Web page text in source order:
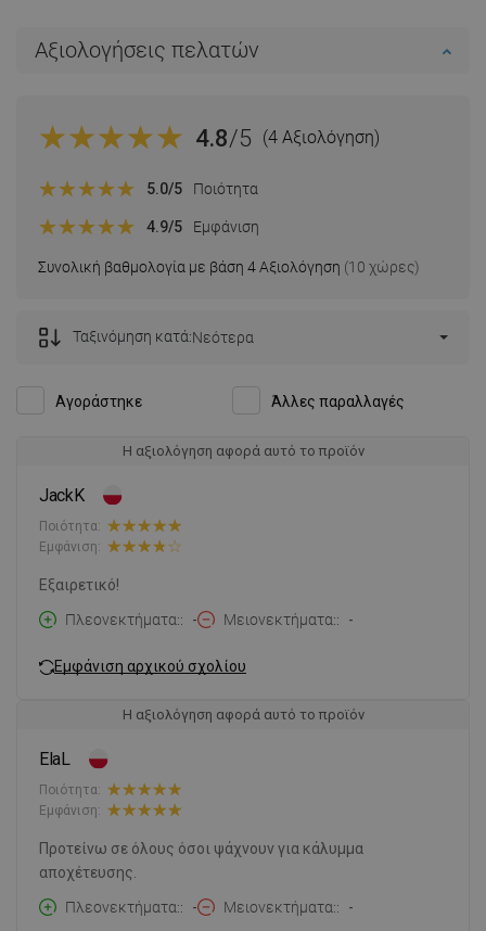
Αξιολογήσεις πελατών
4.8/5 (4 Αξιολόγηση)
Συνολική βαθμολογία με βάση 4 Αξιολόγηση (10 χώρες)
5.0/5 Ποιότητα
4.9/5 Εμφάνιση
Αγοράστηκε Άλλες παραλλαγές
Ταξινόμηση κατά:Νεότερα
Η αξιολόγηση αφορά αυτό το προϊόν
JackK
Ποιότητα:
Εμφάνιση:
Εξαιρετικό!
Πλεονεκτήματα:
- Μειονεκτήματα: -
Εμφάνιση αρχικού σχολίου
Η αξιολόγηση αφορά αυτό το προϊόν
ElaL
Ποιότητα:
Εμφάνιση:
Προτείνω σε όλους όσοι ψάχνουν για κάλυμμα
αποχέτευσης.
Πλεονεκτήματα:
- Μειονεκτήματα: -